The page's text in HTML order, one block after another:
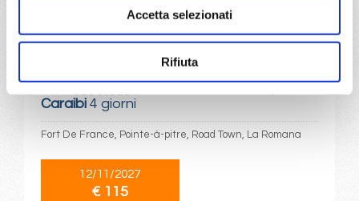
Accetta selezionati
Rifiuta
DETTAGLI
Caraibi4 giorni
Fort De France, Pointe-à-pitre, Road Town, La Romana
12/11/2027
€ 115